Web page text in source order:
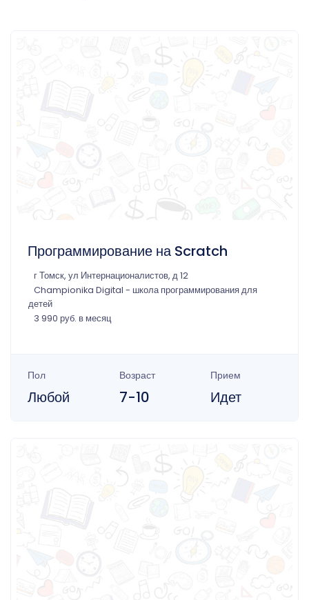
Программирование на Scratch
г Томск, ул Интернационалистов, д 12
Championika Digital - школа программирования для
детей
3 990 руб. в месяц
Пол
Любой
Возраст
7-10
Прием
Идет